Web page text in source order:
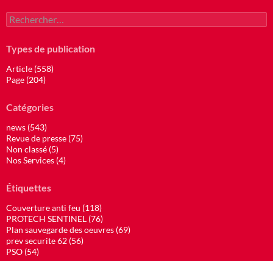
Rechercher :
Types de publication
Article (558)
Page (204)
Catégories
news (543)
Revue de presse (75)
Non classé (5)
Nos Services (4)
Étiquettes
Couverture anti feu (118)
PROTECH SENTINEL (76)
Plan sauvegarde des oeuvres (69)
prev securite 62 (56)
PSO (54)